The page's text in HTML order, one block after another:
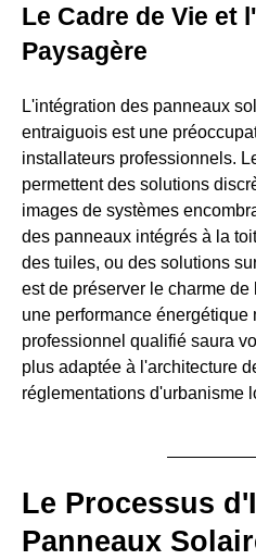
Le Cadre de Vie et
Paysagère
L'intégration des panneaux
entraiguois est une
installateurs professionnels.
permettent des solutions
images de systèmes
des panneaux intégrés à la
des tuiles, ou des solutions
est de préserver le charme
une performance énergétique
professionnel qualifié saura
plus adaptée à l'architecture
réglementations d'urbanisme
Le Processus
Panneaux